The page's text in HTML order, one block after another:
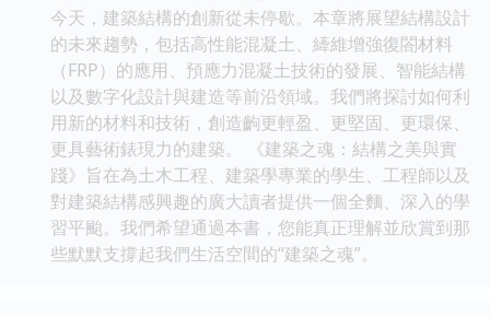
今天，建築結構的創新從未停歇。本章將展望結構設計
的未來趨勢，包括高性能混凝土、縴維增強復閤材料
（FRP）的應用、預應力混凝土技術的發展、智能結構
以及數字化設計與建造等前沿領域。我們將探討如何利
用新的材料和技術，創造齣更輕盈、更堅固、更環保、
更具藝術錶現力的建築。 《建築之魂：結構之美與實
踐》旨在為土木工程、建築學專業的學生、工程師以及
對建築結構感興趣的廣大讀者提供一個全麵、深入的學
習平颱。我們希望通過本書，您能真正理解並欣賞到那
些默默支撐起我們生活空間的“建築之魂”。